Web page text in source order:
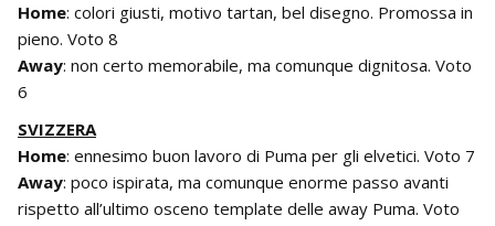
Home: colori giusti, motivo tartan, bel disegno. Promossa in
pieno. Voto 8
Away: non certo memorabile, ma comunque dignitosa. Voto
6
SVIZZERA
Home: ennesimo buon lavoro di Puma per gli elvetici. Voto 7
Away: poco ispirata, ma comunque enorme passo avanti
rispetto all’ultimo osceno template delle away Puma. Voto